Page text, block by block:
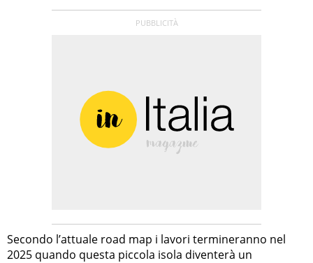
Secondo l’attuale road map i lavori termineranno nel
2025 quando questa piccola isola diventerà un